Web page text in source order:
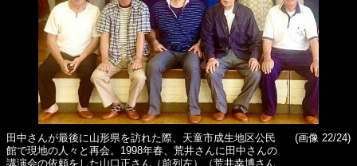
田中さんが最後に山形県を訪れた際、天童市成生地区公民
館で現地の人々と再会。1998年春、荒井さんに田中さんの
(画像 22/24)